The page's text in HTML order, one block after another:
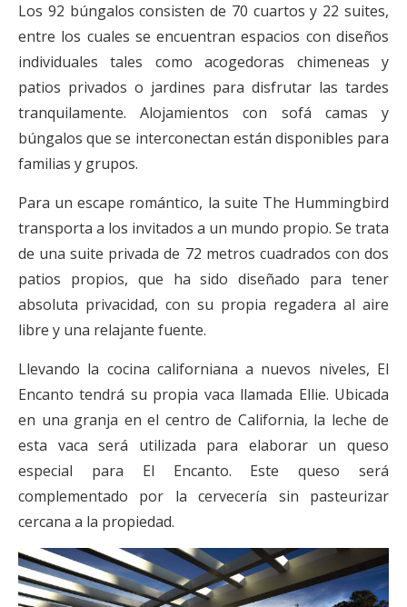
Los 92 búngalos consisten de 70 cuartos y 22 suites,
entre los cuales se encuentran espacios con diseños
individuales tales como acogedoras chimeneas y
patios privados o jardines para disfrutar las tardes
tranquilamente. Alojamientos con sofá camas y
búngalos que se interconectan están disponibles para
familias y grupos.
Para un escape romántico, la suite The Hummingbird
transporta a los invitados a un mundo propio. Se trata
de una suite privada de 72 metros cuadrados con dos
patios propios, que ha sido diseñado para tener
absoluta privacidad, con su propia regadera al aire
libre y una relajante fuente.
Llevando la cocina californiana a nuevos niveles, El
Encanto tendrá su propia vaca llamada Ellie. Ubicada
en una granja en el centro de California, la leche de
esta vaca será utilizada para elaborar un queso
especial para El Encanto. Este queso será
complementado por la cervecería sin pasteurizar
cercana a la propiedad.